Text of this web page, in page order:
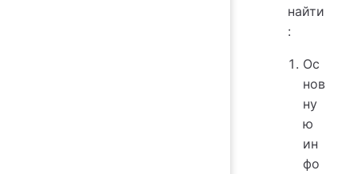
найти
:
Ос
нов
ну
ю
ин
фо